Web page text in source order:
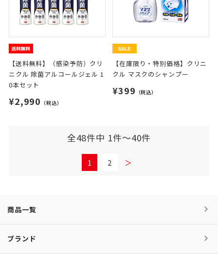
【送料無料】（感染予防）クリ
ニクル 除菌アルコールジェル 1
0本セット
¥2,990 （税込）
【在庫限り・特別価格】クリニ
クル マスクのシャンプー
¥399 （税込）
全48件中 1件～40件
1 2 ＞
商品一覧
ブランド